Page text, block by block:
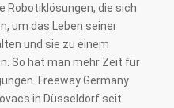
Robotiklösungen, die sich
um das Leben seiner
und sie zu einem
So hat man mehr Zeit für
Freeway Germany
in Düsseldorf seit